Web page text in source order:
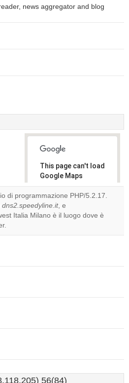
news aggregator and blog
This page can't load
Google Maps
correctly.
Do you
own this
OK
di programmazione PHP/5.2.17.
dns2.speedyline.it, e
Italia Milano è il luogo dove è
56(84)